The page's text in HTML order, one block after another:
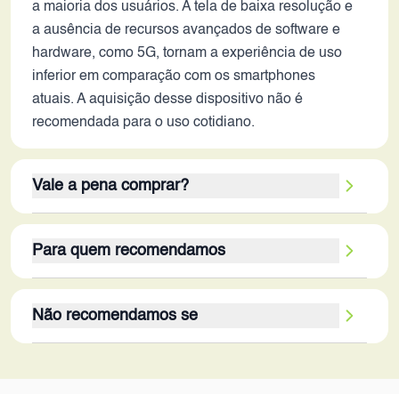
a maioria dos usuários. A tela de baixa resolução e
a ausência de recursos avançados de software e
hardware, como 5G, tornam a experiência de uso
inferior em comparação com os smartphones
atuais. A aquisição desse dispositivo não é
recomendada para o uso cotidiano.
Vale a pena comprar?
opção de compra. Apesar de sua leveza e tamanho
compacto, os pontos negativos superam os
da tela e da câmera, a bateria com pouca
autonomia e a ausência de 5G e outras tecnologias
Para quem recomendamos
colecionadores de smartphones antigos ou por
usuários que buscam um dispositivo secundário
Não recomendamos se